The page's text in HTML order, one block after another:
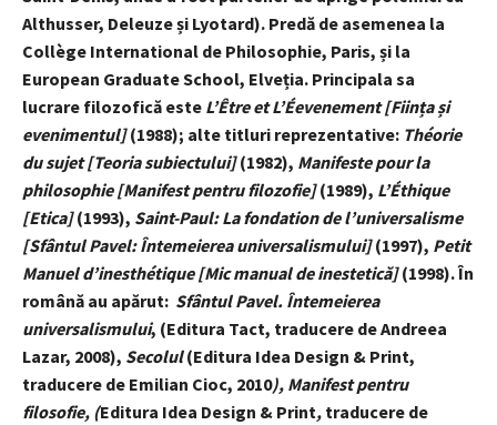
Althusser, Deleuze și Lyotard). Predă de asemenea la
Collège International de Philosophie, Paris, și la
European Graduate School, Elveția. Principala sa
lucrare filozofică este L’Être et L’Éevenement [Ființa și
evenimentul](1988); alte titluri reprezentative: Théorie
du sujet [Teoria subiectului](1982), Manifeste pour la
philosophie [Manifest pentru filozofie](1989), L’Éthique
[Etica](1993), Saint-Paul: La fondation de l’universalisme
[Sfântul Pavel: Întemeierea universalismului](1997), Petit
Manuel d’inesthétique [Mic manual de inestetică](1998). În
română au apărut: Sfântul Pavel. Întemeierea
universalismului, (Editura Tact, traducere de Andreea
Lazar, 2008), Secolul(Editura Idea Design & Print,
traducere de Emilian Cioc, 2010), Manifest pentru
filosofie, (Editura Idea Design & Print, traducere de